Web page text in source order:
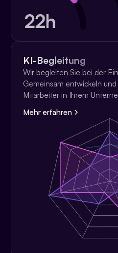
KI-Begleitung
Wir begleiten Sie bei der
Gemeinsam entwickeln
Mitarbeiter in Ihrem
Mehr erfahren